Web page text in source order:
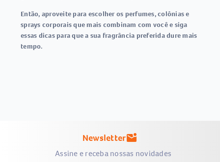
Então, aproveite para escolher os perfumes, colônias e
sprays corporais que mais combinam com você e siga
essas dicas para que a sua fragrância preferida dure mais
tempo.
Newslettermark_email_unread
Assine e receba nossas novidades